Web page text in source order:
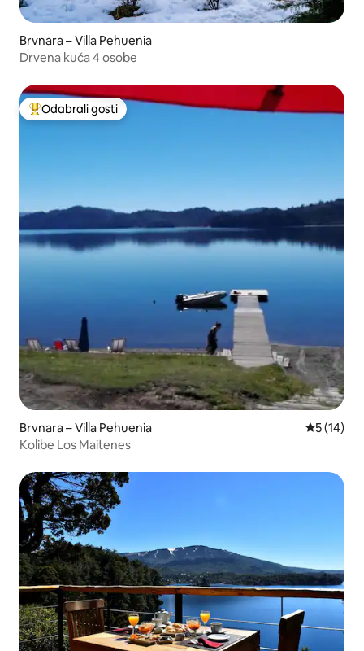
Brvnara – Villa Pehuenia
Drvena kuća 4 osobe
Među najviše rangiranima s oznakom „Odabrali gosti”
Odabrali gosti
Brvnara – Villa Pehuenia Prosječna
5 (14)
Kolibe Los Maitenes